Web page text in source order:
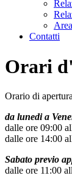
Contatti
Orari
Orario di
da lunedi a
dalle ore 09:00
dalle ore 14:00
Sabato previo
dalle ore 11:00